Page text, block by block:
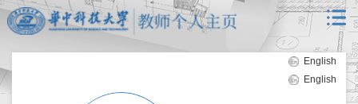
English
English